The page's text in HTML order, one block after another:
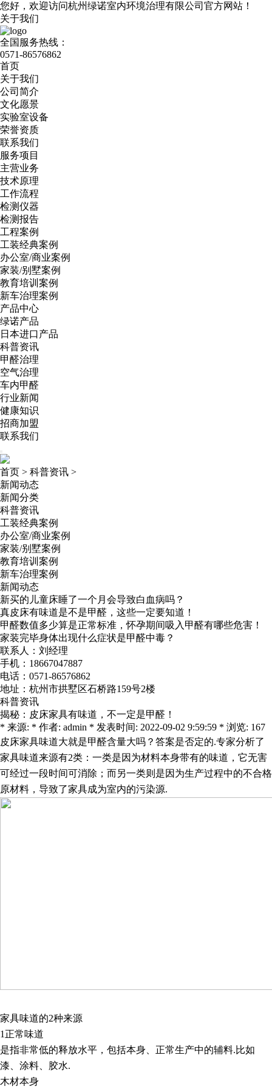
您好，欢迎访问杭州绿诺室内环境治理有限公司官方网站！
关于我们
全国服务热线：
0571-86576862
首页
关于我们
公司简介
文化愿景
实验室设备
荣誉资质
联系我们
服务项目
主营业务
技术原理
工作流程
检测仪器
检测报告
工程案例
工装经典案例
办公室/商业案例
家装/别墅案例
教育培训案例
新车治理案例
产品中心
绿诺产品
日本进口产品
科普资讯
甲醛治理
空气治理
车内甲醛
行业新闻
健康知识
招商加盟
联系我们
首页 > 科普资讯 >
新闻动态
新闻分类
科普资讯
工装经典案例
办公室/商业案例
家装/别墅案例
教育培训案例
新车治理案例
新闻动态
新买的儿童床睡了一个月会导致白血病吗？
真皮床有味道是不是甲醛，这些一定要知道！
甲醛数值多少算是正常标准，怀孕期间吸入甲醛有哪些危害！
家装完毕身体出现什么症状是甲醛中毒？
联系人：刘经理
手机：18667047887
电话：0571-86576862
地址：杭州市拱墅区石桥路159号2楼
科普资讯
揭秘：皮床家具有味道，不一定是甲醛！
* 来源: * 作者: admin * 发表时间: 2022-09-02 9:59:59 * 浏览: 167
皮床家具味道大就是甲醛含量大吗？答案是否定的.专家分析了
家具味道来源有2类： 一类是因为材料本身带有的味道，它无害
可经过一段时间可消除；而另一类则是因为生产过程中的不合格
原材料，导致了家具成为室内的污染源.
家具味道的2种来源
1 正常味道
是指非常低的释放水平，包括本身、正常生产中的辅料.比如
漆、涂料、胶水.
木材本身